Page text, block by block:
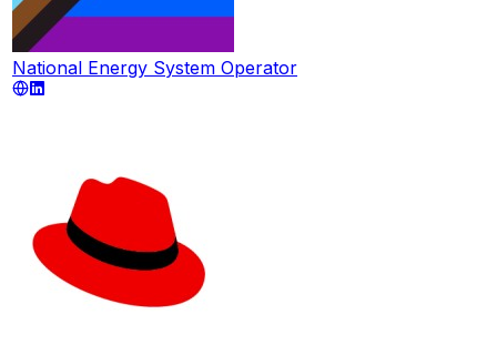
National Energy System Operator